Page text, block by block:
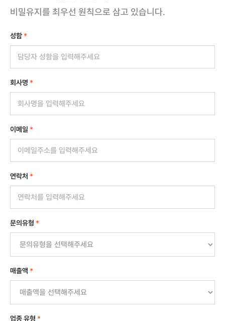
비밀유지를 최우선 원칙으로 삼고 있습니다.
성함 *
회사명 *
이메일 *
연락처 *
문의유형 *
매출액 *
업종 유형 *